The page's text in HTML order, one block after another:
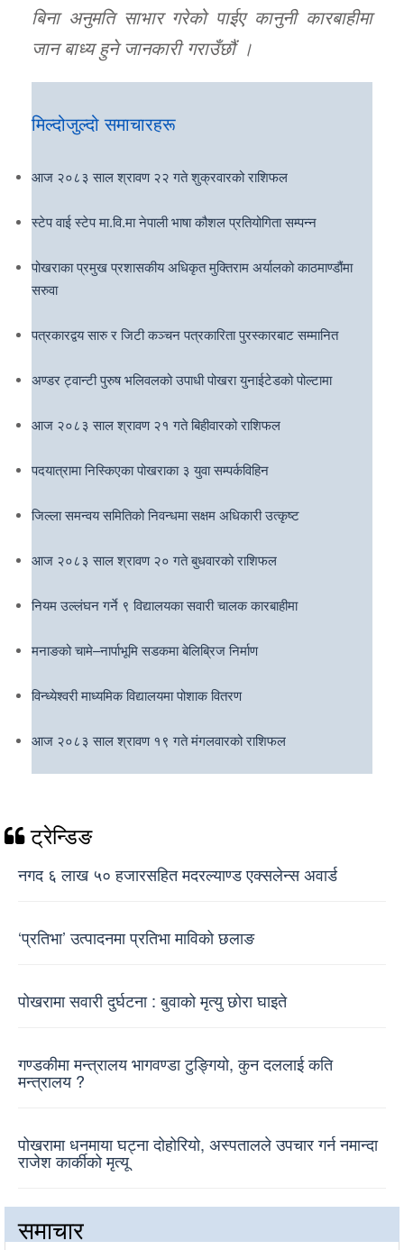
बिना अनुमति साभार गरेको पाईए कानुनी कारबाहीमा
जान बाध्य हुने जानकारी गराउँछौं ।
मिल्दोजुल्दो समाचारहरू
आज २०८३ साल श्रावण २२ गते शुक्रवारको राशिफल
स्टेप वाई स्टेप मा.वि.मा नेपाली भाषा कौशल प्रतियोगिता सम्पन्न
पोखराका प्रमुख प्रशासकीय अधिकृत मुक्तिराम अर्यालको काठमाण्डौंमा
सरुवा
पत्रकारद्वय सारु र जिटी कञ्चन पत्रकारिता पुरस्कारबाट सम्मानित
अण्डर ट्वान्टी पुरुष भलिवलको उपाधी पोखरा युनाईटेडको पोल्टामा
आज २०८३ साल श्रावण २१ गते बिहीवारको राशिफल
पदयात्रामा निस्किएका पोखराका ३ युवा सम्पर्कविहिन
जिल्ला समन्वय समितिको निवन्धमा सक्षम अधिकारी उत्कृष्ट
आज २०८३ साल श्रावण २० गते बुधवारको राशिफल
नियम उल्लंघन गर्ने ९ विद्यालयका सवारी चालक कारबाहीमा
मनाङको चामे–नार्पाभूमि सडकमा बेलिब्रिज निर्माण
विन्ध्येश्वरी माध्यमिक विद्यालयमा पोशाक वितरण
आज २०८३ साल श्रावण १९ गते मंगलवारको राशिफल
ट्रेन्डिङ
नगद ६ लाख ५० हजारसहित मदरल्याण्ड एक्सलेन्स अवार्ड
‘प्रतिभा’ उत्पादनमा प्रतिभा माविको छलाङ
पोखरामा सवारी दुर्घटना : बुवाको मृत्यु छोरा घाइते
गण्डकीमा मन्त्रालय भागवण्डा टुङ्गियो, कुन दललाई कति
मन्त्रालय ?
पोखरामा धनमाया घट्ना दोहोरियो, अस्पतालले उपचार गर्न नमान्दा
राजेश कार्कीको मृत्यू
समाचार